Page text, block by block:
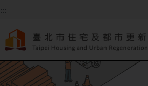
跳到主要內容
:::
:::